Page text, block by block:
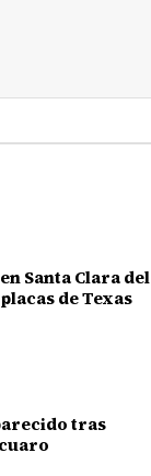
Santa Clara del
de Texas
tras